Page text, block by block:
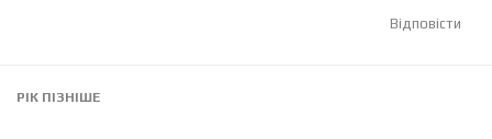
Відповісти
РІК ПІЗНІШЕ